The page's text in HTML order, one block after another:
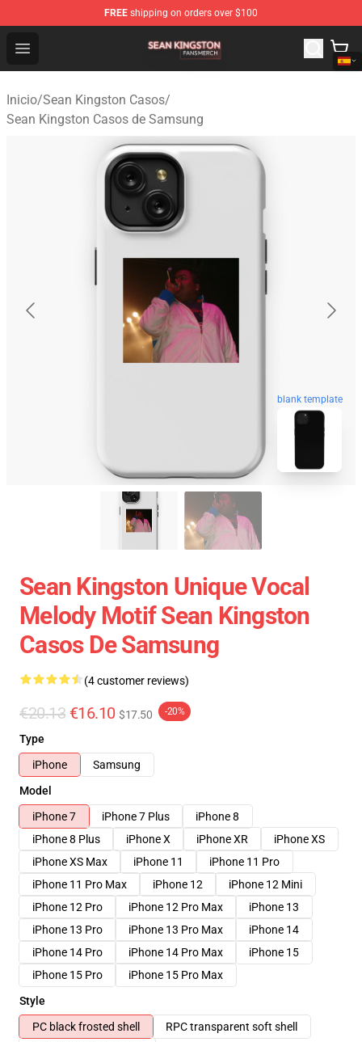
FREE shipping on orders over $100
Open menu
Sean Kingston Shop - Official Sean Kingston
Inicio/Sean Kingston Casos/
Sean Kingston Casos de Samsung
blank template
Sean Kingston Unique Vocal
Melody Motif Sean Kingston
Casos De Samsung
(4 customer reviews)
€20.13 €16.10 $17.50 -20%
Type
iPhone
Samsung
Model
iPhone 7
iPhone 7 Plus
iPhone 8
iPhone 8 Plus
iPhone X iPhone XR
iPhone XS
iPhone XS Max
iPhone 11
iPhone 11 Pro
iPhone 11 Pro Max
iPhone 12
iPhone 12 Mini
iPhone 12 Pro
iPhone 12 Pro Max
iPhone 13
iPhone 13 Pro
iPhone 13 Pro Max
iPhone 14
iPhone 14 Pro
iPhone 14 Pro Max
iPhone 15
iPhone 15 Pro
iPhone 15 Pro Max
Style
PC black frosted shell
RPC transparent soft shell